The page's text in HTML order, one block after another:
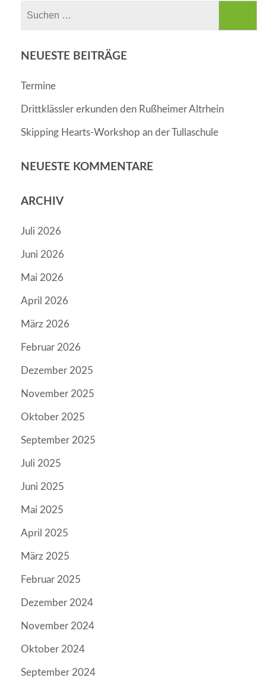
NEUESTE BEITRÄGE
Termine
Drittklässler erkunden den Rußheimer Altrhein
Skipping Hearts-Workshop an der Tullaschule
NEUESTE KOMMENTARE
ARCHIV
Juli 2026
Juni 2026
Mai 2026
April 2026
März 2026
Februar 2026
Dezember 2025
November 2025
Oktober 2025
September 2025
Juli 2025
Juni 2025
Mai 2025
April 2025
März 2025
Februar 2025
Dezember 2024
November 2024
Oktober 2024
September 2024